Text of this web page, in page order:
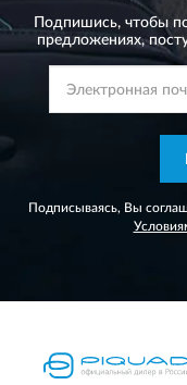
Подпишись, чтобы
предложениях,
Подписываясь, Вы